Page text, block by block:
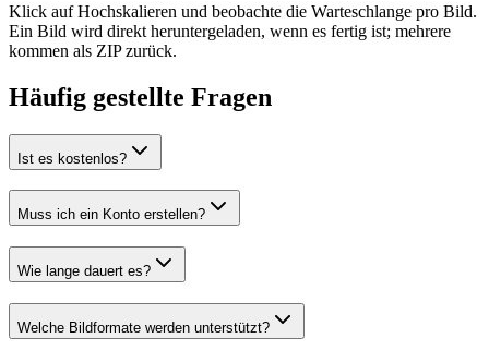
Klick auf Hochskalieren und beobachte die Warteschlange pro Bild.
Ein Bild wird direkt heruntergeladen, wenn es fertig ist; mehrere
kommen als ZIP zurück.
Häufig gestellte Fragen
Ist es kostenlos?
Muss ich ein Konto erstellen?
Wie lange dauert es?
Welche Bildformate werden unterstützt?